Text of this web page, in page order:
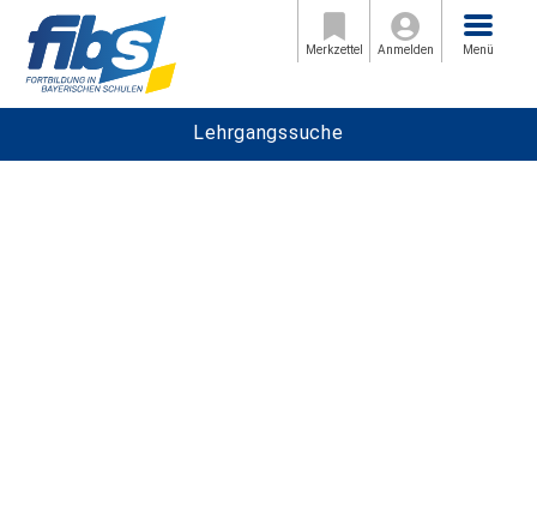
Merkzettel Anmelden
Menü
Menü
Lehrgangssuche